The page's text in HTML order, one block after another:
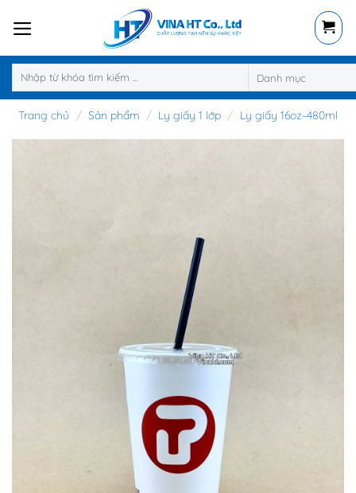
Trang chủ / Sản phẩm / Ly giấy 1 lớp / Ly giấy 16oz~480ml